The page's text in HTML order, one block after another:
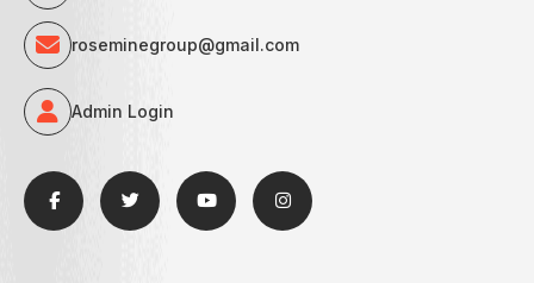
roseminegroup@gmail.com
Admin Login